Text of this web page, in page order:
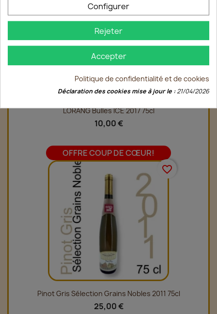
LORANG Bulles ICE 2017 75cl
10,00 €
Pinot Gris Sélection Grains Nobles 2011 75cl
25,00 €
OFFRE COUP DE CŒUR!
favorite_border
Configurer
Rejeter
Accepter
Politique de confidentialité et de cookies
Déclaration des cookies mise à jour le :21/04/2026